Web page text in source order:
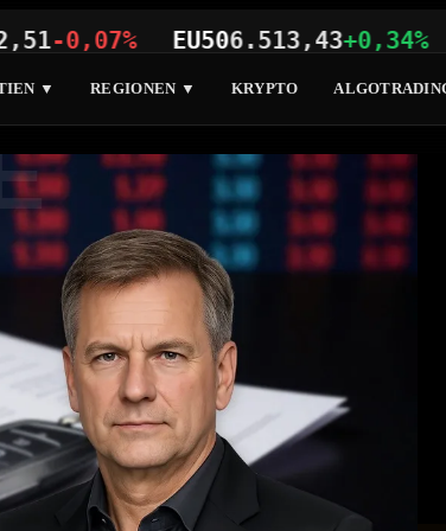
EU50 6.513,43+0,34%
▼ REGIONEN ▼ KRYPTO